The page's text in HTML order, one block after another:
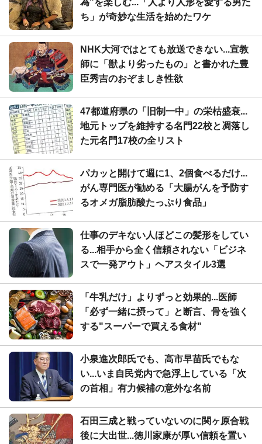
ち」が奇妙な生活を始めたワケ
NHK大河ではとても放送できない...宣教
師に「獣より劣ったもの」と書かれた豊
臣秀吉のおぞましき性欲
47都道府県の「旧制一中」の栄枯盛衰...
地元トップを維持する名門22校と凋落し
た元名門17校の全リスト
パカッと開けて週に1、2個食べるだけ...
がん専門医が勧める「大腸がんを予防す
るオメガ脂肪酸たっぷり食品」
仕事のデキない人ほどこの髪形をしてい
る...相手から全く信頼されない「ビジネ
スで一発アウト」ヘアスタイル3選
「牛乳だけ」よりずっと効果的...医師
「必ず一緒に摂って」と断言、骨を強く
する"スーパーで買える食材"
小泉進次郎氏でも、高市早苗氏でもな
い...いま自民党内で急浮上している「次
の首相」有力候補の意外な名前
石田三成と戦っていないのに関ヶ原合戦
後に大出世...徳川家康が厚い信頼を置い